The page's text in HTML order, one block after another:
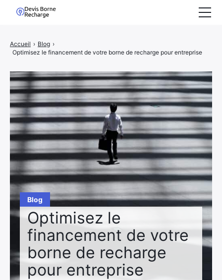
Blog
Optimisez le
financement de votre
borne de recharge
pour entreprise
Accueil › Blog ›
Optimisez le financement de votre borne de recharge pour entreprise
Demande de devis
Nous Rejoindre
Blog